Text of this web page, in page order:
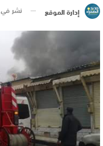
إدارة الموقع نشر في